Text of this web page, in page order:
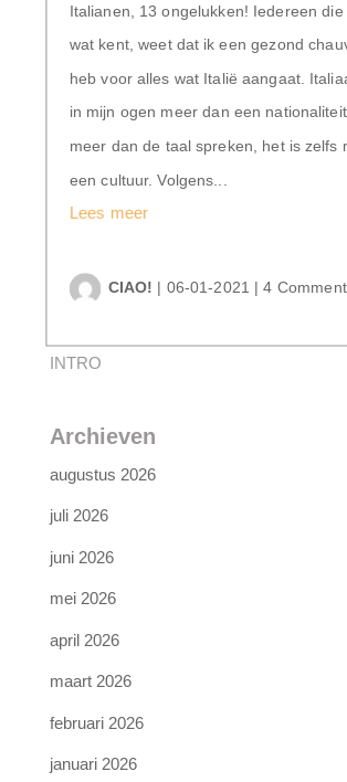
Italianen, 13 ongelukken! Iedereen
wat kent, weet dat ik een gezond
heb voor alles wat Italië aangaat.
in mijn ogen meer dan een
meer dan de taal spreken, het is zelfs
een cultuur. Volgens...
Lees meer
CIAO! | 06-01-2021 |4
INTRO
Archieven
augustus 2026
juli 2026
juni 2026
mei 2026
april 2026
maart 2026
februari 2026
januari 2026